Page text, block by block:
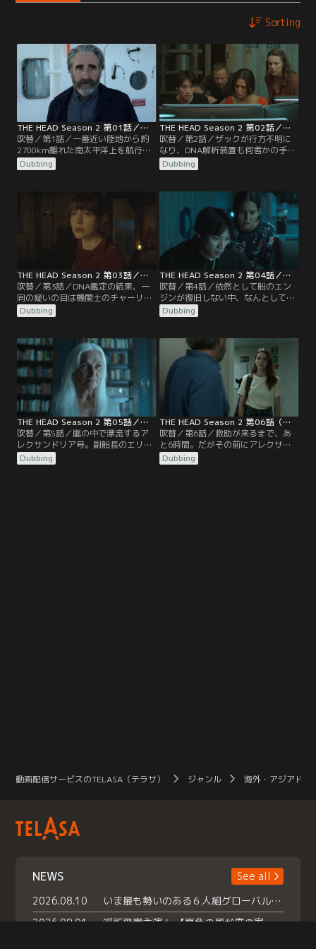
Sorting
THE HEAD Season 2 第01話／吹替
吹替／第1話／一番近い陸地から約
2700km離れた南太平洋上を航行す
る巨大貨物船・アレクサンドリア
号。嵐の中で上甲板に出ていた天才
ェル（オリヴィア・モリス）に呼ば
れて研究室へ。
Dubbing
THE HEAD Season 2 第02話／吹替
吹替／第2話／ザックが行方不明に
なり、DNA解析装置も何者かの手に
よって破壊された。海に落とされた
と考えるルノー船長はアレックの制
Dubbing
THE HEAD Season 2 第03話／吹替
吹替／第3話／DNA鑑定の結果、一
同の疑いの目は機関士のチャーリー
に向けられることに。兄のオスカル
は弟がそんなことをするはずがない
ク、船長たちは警察が来るまで彼を
屋内の空き部屋に監禁することを決
める。
Dubbing
THE HEAD Season 2 第04話／吹替
吹替／第4話／依然として船のエン
ジンが復旧しない中、なんとしても
藻の全滅を防ぎたいアーサーたち。
培養装置の電源を復活させるための
たアレックとミスター・ワンは、チ
ャーリーが潜んでいるかもしれない
危険を冒してその場所へ向かう。
Dubbing
THE HEAD Season 2 第05話／吹替
吹替／第5話／嵐の中で漂流するア
レクサンドリア号。副船長のエリカ
は無線で遭難信号を送るが、通信を
受け取った救助船が到着するまでに
Dubbing
THE HEAD Season 2 第06話（最終話）／吹替
吹替／第6話／救助が来るまで、あ
と6時間。だがその前にアレクサン
ドリア号のエンジンが爆発する可能
性が出てきてしまう。身の危険を感
Dubbing
動画配信サービスのTELASA（テラサ） ジャンル 海外・アジアドラ
NEWS
See all
2026.08.10
いま最も勢いのある６人組グローバルグル ープ NCT WISHの地上波初冠特番 『NCT WISHの放課後グランプリ』放送決定 メンバーたちが３ペアに分かれ 【平成】をテーマにしたスペシャル企画 で対決 番組撮り下ろしのパフォーマンスも！ TELASA（テラサ）では放送終了後から オリジナルコンテンツを大量配信！
2026.08.01
浮所飛貴主演！ 【夏色の風が僕の家にやってきた】 本日よりテラサで独占配信スタート！